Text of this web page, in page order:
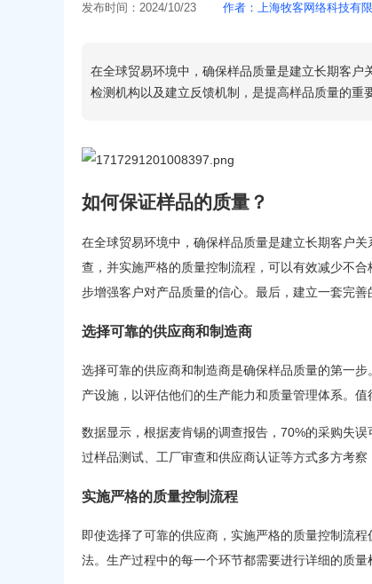
发布时间： 2024/10/23 作者： 上海牧客网络科技有
在全球贸易环境中，确保样品质量是建立长期客
检测机构以及建立反馈机制，是提高样品质量的重
如何保证样品的质量？
在全球贸易环境中，确保样品质量是建立长期客户
查，并实施严格的质量控制流程，可以有效减少不
步增强客户对产品质量的信心。最后，建立一套完
选择可靠的供应商和制造商
选择可靠的供应商和制造商是确保样品质量的第一
产设施，以评估他们的生产能力和质量管理体系。
数据显示，根据麦肯锡的调查报告，70%的采购失
过样品测试、工厂审查和供应商认证等方式多方考
实施严格的质量控制流程
即使选择了可靠的供应商，实施严格的质量控制流
法。生产过程中的每一个环节都需要进行详细的质量